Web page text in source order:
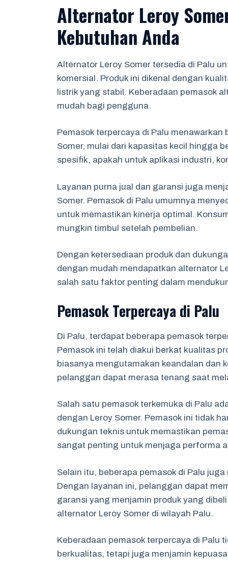
Alternator Leroy
Kebutuhan Anda
Alternator Leroy Somer tersedia di Palu
komersial. Produk ini dikenal dengan
listrik yang stabil. Keberadaan pemasok
mudah bagi pengguna.
Pemasok terpercaya di Palu
Somer, mulai dari kapasitas kecil hingga
spesifik, apakah untuk aplikasi industri,
Layanan purna jual dan garansi juga
Somer. Pemasok di Palu umumnya
untuk memastikan kinerja optimal.
mungkin timbul setelah pembelian.
Dengan ketersediaan produk dan
dengan mudah mendapatkan alternator
salah satu faktor penting dalam
Pemasok Terpercaya di Palu
Di Palu, terdapat beberapa pemasok
Pemasok ini telah diakui berkat kualitas
biasanya mengutamakan keandalan dan
pelanggan dapat merasa tenang saat
Salah satu pemasok terkemuka di Palu
dengan Leroy Somer. Pemasok ini tidak
dukungan teknis untuk memastikan
sangat penting untuk menjaga performa
Selain itu, beberapa pemasok di Palu
Dengan layanan ini, pelanggan dapat
garansi yang menjamin produk yang
alternator Leroy Somer di wilayah Palu.
Keberadaan pemasok terpercaya di Palu
berkualitas, tetapi juga menjamin